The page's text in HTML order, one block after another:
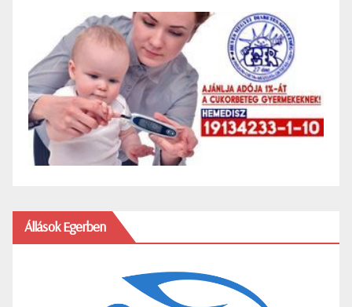
Állások Egerben